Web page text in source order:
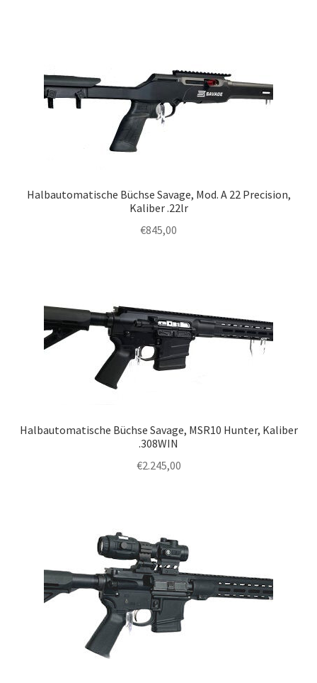
Halbautomatische Büchse Savage, Mod. A 22 Precision,
Kaliber .22lr
€845,00
Halbautomatische Büchse Savage, MSR10 Hunter, Kaliber
.308WIN
€2.245,00